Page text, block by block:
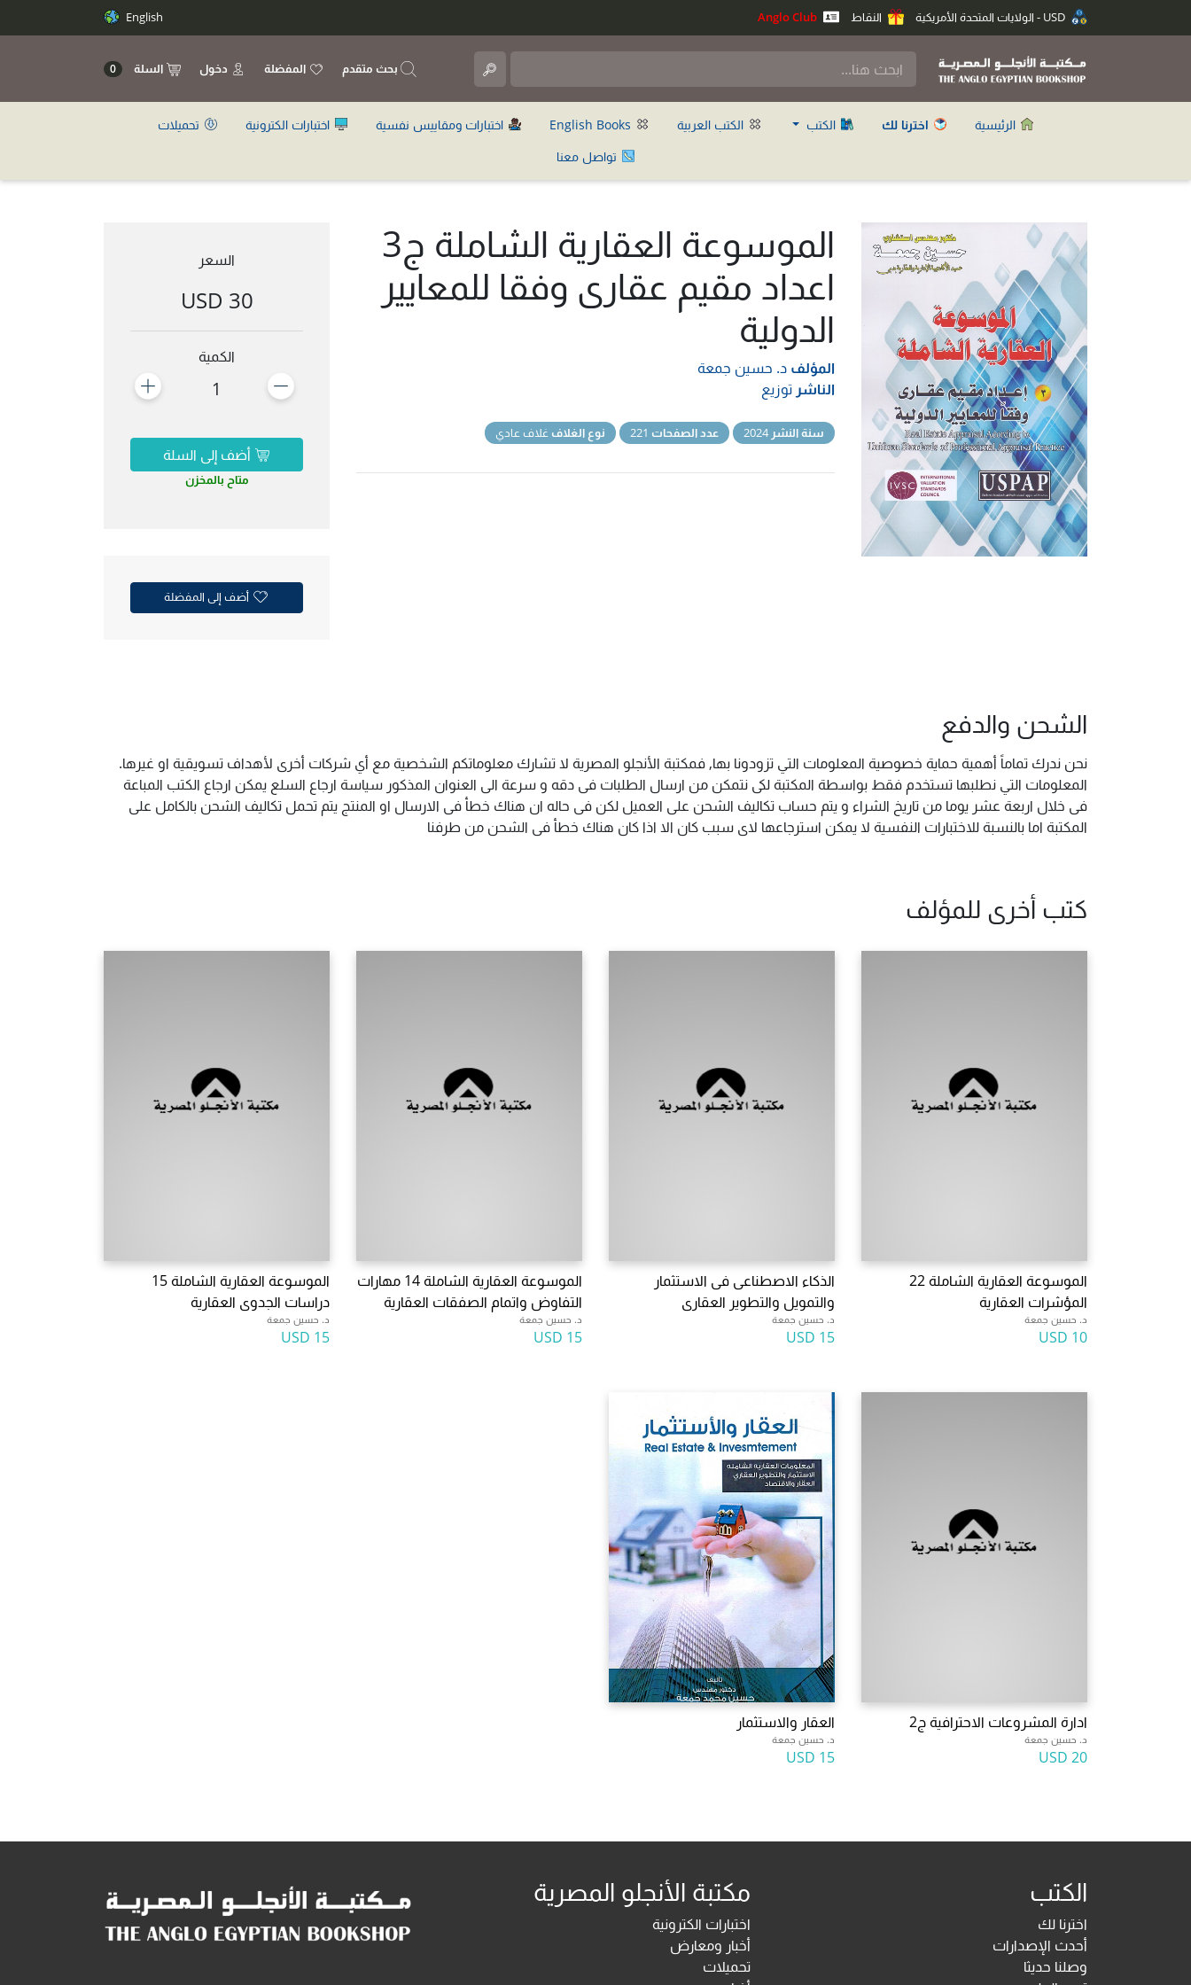
النقاط English
بحث متقدم المفضلة دخول السلة 0
الرئيسية اخترنا لك الكتب الكتب العربية اختبارات ومقاييس نفسية اختبارات الكترونية
تحميلات
تواصل معنا
الموسوعة العقارية الشاملة ج3
اعداد مقيم عقارى وفقا للمعايير
الدولية
المؤلف د. حسين جمعة
الناشر توزيع
سنة النشر عدد الصفحات نوع الغلاف غلاف عادي
السعر
30 USD
الكمية
1
أضف إلى السلة
متاح بالمخزن
أضف إلى المفضلة
الشحن والدفع
نحن ندرك تماماً أهمية حماية خصوصية المعلومات التي تزودونا بها, فمكتبة الأنجلو المصرية لا تشارك معلوماتكم الشخصية مع أي شركات أخرى لأهداف تسويقية او غيرها.
المعلومات التي نطلبها تستخدم فقط بواسطة المكتبة لكى نتمكن من ارسال الطلبات فى دقه و سرعة الى العنوان المذكور سياسة ارجاع السلع يمكن ارجاع الكتب المباعة
فى خلال اربعة عشر يوما من تاريخ الشراء و يتم حساب تكاليف الشحن على العميل لكن فى حاله ان هناك خطأ فى الارسال او المنتج يتم تحمل تكاليف الشحن بالكامل على
المكتبة اما بالنسبة للاختبارات النفسية لا يمكن استرجاعها لاى سبب كان الا اذا كان هناك خطأ فى الشحن من طرفنا
كتب أخرى للمؤلف
الموسوعة العقارية الشاملة 22
المؤشرات العقارية
د. حسين جمعة
10 USD
الذكاء الاصطناعى فى الاستثمار
والتمويل والتطوير العقارى
د. حسين جمعة
15 USD
الموسوعة العقارية الشاملة 14 مهارات
التفاوض واتمام الصفقات العقارية
د. حسين جمعة
15 USD
الموسوعة العقارية الشاملة 15
دراسات الجدوى العقارية
د. حسين جمعة
15 USD
ادارة المشروعات الاحترافية ج2
د. حسين جمعة
20 USD
العقار والاستثمار
د. حسين جمعة
15 USD
الكتب
اخترنا لك
أحدث الإصدارات
وصلنا حديثا
مكتبة الأنجلو المصرية
اختبارات الكترونية
أخبار ومعارض
تحميلات